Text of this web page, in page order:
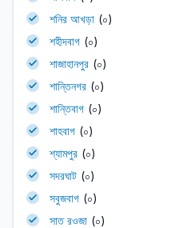
শনির আখড়া (০)
শহীদবাগ (০)
শাজাহানপুর (০)
শান্তিনগর (০)
শান্তিবাগ (০)
শাহবাগ (০)
শ্যামপুর (০)
সদরঘাট (০)
সবুজবাগ (০)
সাত রওজা (০)